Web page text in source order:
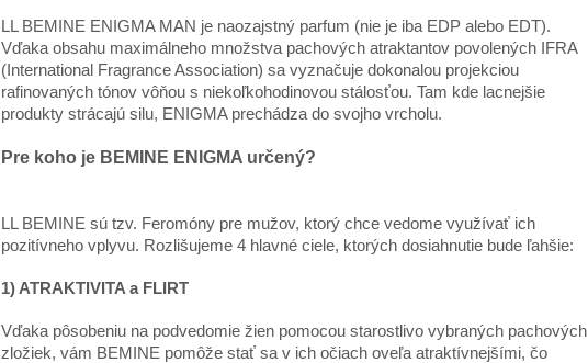
LL BEMINE ENIGMA MAN je naozajstný parfum (nie je iba EDP alebo EDT).
Vďaka obsahu maximálneho množstva pachových atraktantov povolených IFRA
(International Fragrance Association) sa vyznačuje dokonalou projekciou
rafinovaných tónov vôňou s niekoľkohodinovou stálosťou. Tam kde lacnejšie
produkty strácajú silu, ENIGMA prechádza do svojho vrcholu.
Pre koho je BEMINE ENIGMA určený?
LL BEMINE sú tzv. Feromóny pre mužov, ktorý chce vedome využívať ich
pozitívneho vplyvu. Rozlišujeme 4 hlavné ciele, ktorých dosiahnutie bude ľahšie:
1) ATRAKTIVITA a FLIRT
Vďaka pôsobeniu na podvedomie žien pomocou starostlivo vybraných pachových
zložiek, vám BEMINE pomôže stať sa v ich očiach oveľa atraktívnejšími, čo